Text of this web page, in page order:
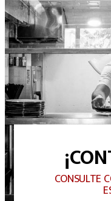
CONSULTE